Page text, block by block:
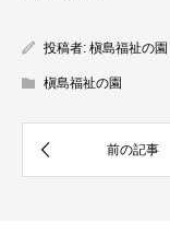
投稿者: 槇島福祉の園
槇島福祉の園